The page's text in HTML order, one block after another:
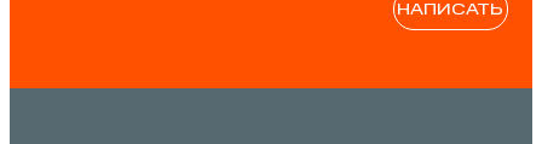
НАПИСАТЬ